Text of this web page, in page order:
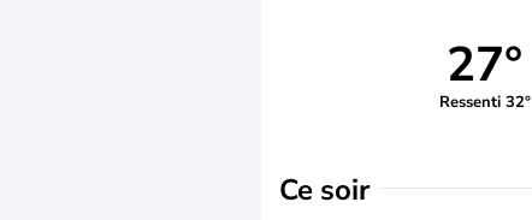
27°
Ressenti 32°
Ce soir